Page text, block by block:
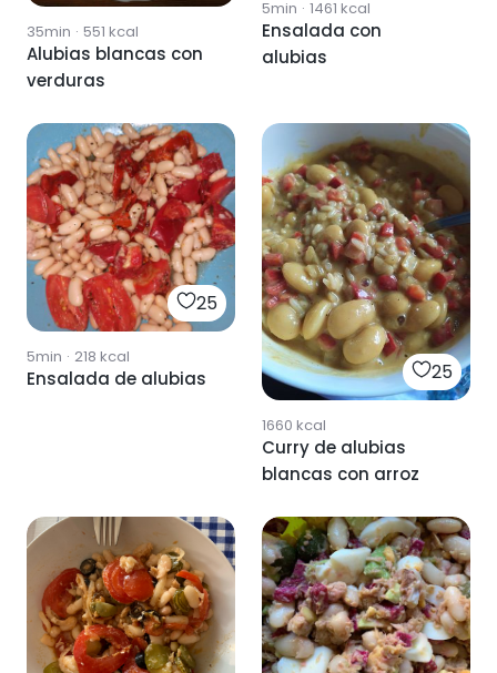
35min · 551 kcal
Alubias blancas con
verduras
5min · 1461 kcal
Ensalada con
alubias
25
5min · 218 kcal
Ensalada de alubias 25
1660 kcal
Curry de alubias
blancas con arroz